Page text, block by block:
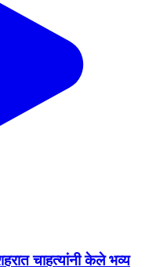
चाहत्यांनी केले भव्य